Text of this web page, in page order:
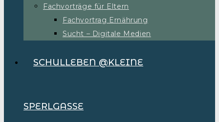
Fachvorträge für Eltern
Fachvortrag Ernährung
Sucht – Digitale Medien
SCHULLEBEN @KLEINE
SPERLGASSE